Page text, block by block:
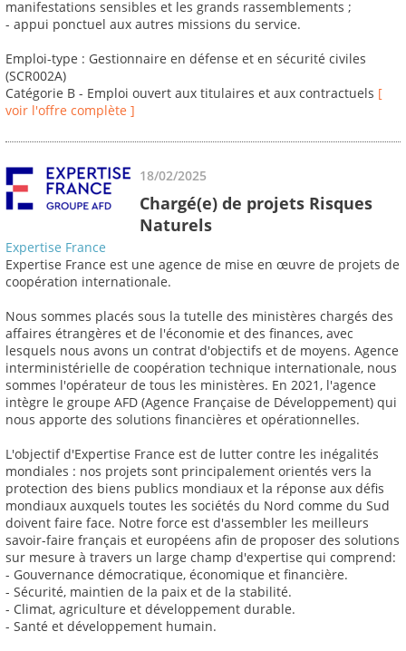
manifestations sensibles et les grands rassemblements ;
- appui ponctuel aux autres missions du service.
Emploi-type : Gestionnaire en défense et en sécurité civiles
(SCR002A)
Catégorie B - Emploi ouvert aux titulaires et aux contractuels [
voir l'offre complète ]
18/02/2025
Chargé(e) de projets Risques
Naturels
Expertise France
Expertise France est une agence de mise en œuvre de projets de
coopération internationale.
Nous sommes placés sous la tutelle des ministères chargés des
affaires étrangères et de l'économie et des finances, avec
lesquels nous avons un contrat d'objectifs et de moyens. Agence
interministérielle de coopération technique internationale, nous
sommes l'opérateur de tous les ministères. En 2021, l'agence
intègre le groupe AFD (Agence Française de Développement) qui
nous apporte des solutions financières et opérationnelles.
L'objectif d'Expertise France est de lutter contre les inégalités
mondiales : nos projets sont principalement orientés vers la
protection des biens publics mondiaux et la réponse aux défis
mondiaux auxquels toutes les sociétés du Nord comme du Sud
doivent faire face. Notre force est d'assembler les meilleurs
savoir-faire français et européens afin de proposer des solutions
sur mesure à travers un large champ d'expertise qui comprend:
- Gouvernance démocratique, économique et financière.
- Sécurité, maintien de la paix et de la stabilité.
- Climat, agriculture et développement durable.
- Santé et développement humain.